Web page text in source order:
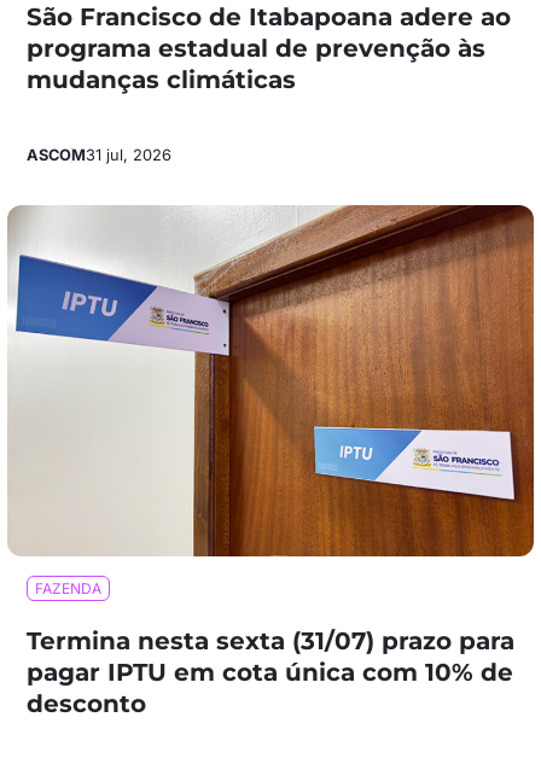
São Francisco de Itabapoana adere ao
programa estadual de prevenção às
mudanças climáticas
ASCOM31 jul, 2026
FAZENDA
Termina nesta sexta (31/07) prazo para
pagar IPTU em cota única com 10% de
desconto